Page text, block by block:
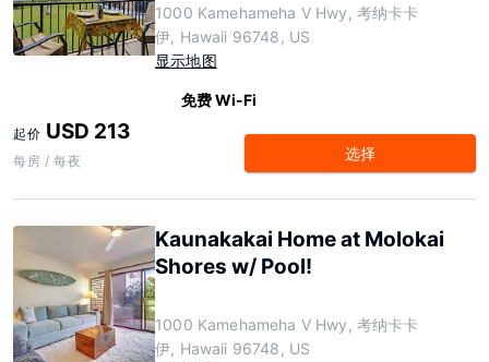
1000 Kamehameha V Hwy, 考纳卡卡
伊, Hawaii 96748, US
显示地图
免费 Wi-Fi
起价 USD 213
每房 / 每夜 选择
Kaunakakai Home at Molokai
Shores w/ Pool!
1000 Kamehameha V Hwy, 考纳卡卡
伊, Hawaii 96748, US